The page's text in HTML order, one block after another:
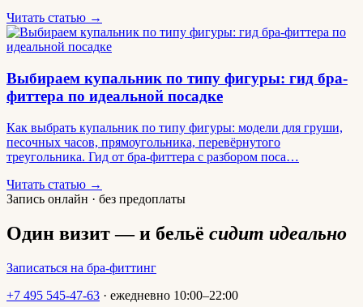
Читать статью →
Выбираем купальник по типу фигуры: гид бра-
фиттера по идеальной посадке
Как выбрать купальник по типу фигуры: модели для груши,
песочных часов, прямоугольника, перевёрнутого
треугольника. Гид от бра-фиттера с разбором поса…
Читать статью →
Запись онлайн · без предоплаты
Один визит — и бельё сидит идеально
Записаться на бра-фиттинг
+7 495 545-47-63 · ежедневно 10:00–22:00